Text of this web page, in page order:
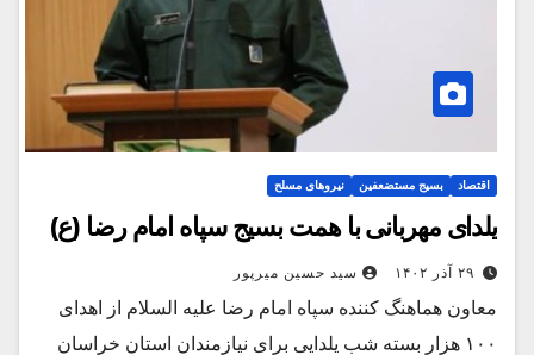
اقتصاد بسیج مستضعفین نیروهای مسلح
یلدای مهربانی با همت بسیج سپاه امام رضا (ع)
۲۹ آذر ۱۴۰۲ سید حسین میرپور
معاون هماهنگ کننده سپاه امام رضا علیه السلام از اهدای
۱۰۰ هزار بسته شب یلدایی برای نیازمندان استان خراسان